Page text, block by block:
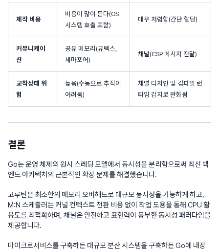
제작 비용
비용이 많이 든다(OS
시스템 호출 포함)
매우 저렴함(간단 할당)
커뮤니케이
션
공유 메모리(뮤텍스,
세마포어)
채널(CSP 메시지 전달)
교착상태 위
험
높음(수동으로 추적이
어려움)
채널 디자인 및 컴파일 런
타임 감지로 완화됨
결론
Go는 운영 체제의 원시 스레딩 모델에서 동시성을 분리함으로써 최신 백
엔드 아키텍처의 근본적인 확장 문제를 해결했습니다.
고루틴은 최소한의 메모리 오버헤드로 대규모 동시성을 가능하게 하고,
M:N 스케줄러는 커널 컨텍스트 전환 비용 없이 작업 도용을 통해 CPU 활
용도를 최적화하며, 채널은 안전하고 표현력이 풍부한 동시성 패러다임을
제공합니다.
마이크로서비스를 구축하든 대규모 분산 시스템을 구축하든 Go에 내장